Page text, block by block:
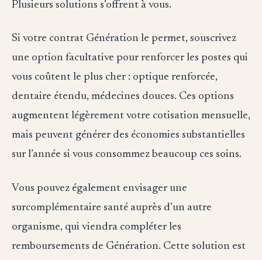
Plusieurs solutions s’offrent à vous.
Si votre contrat Génération le permet, souscrivez
une option facultative pour renforcer les postes qui
vous coûtent le plus cher : optique renforcée,
dentaire étendu, médecines douces. Ces options
augmentent légèrement votre cotisation mensuelle,
mais peuvent générer des économies substantielles
sur l’année si vous consommez beaucoup ces soins.
Vous pouvez également envisager une
surcomplémentaire santé auprès d’un autre
organisme, qui viendra compléter les
remboursements de Génération. Cette solution est